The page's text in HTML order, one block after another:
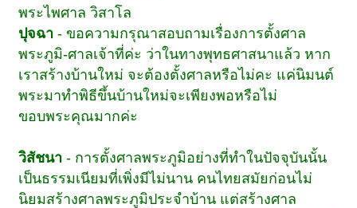
พระไพศาล วิสาโล
ปุจฉา - ขอความกรุณาสอบถามเรื่องการตั้งศาล
พระภูมิ-ศาลเจ้าที่ค่ะ ว่าในทางพุทธศาสนาแล้ว หาก
เราสร้างบ้านใหม่ จะต้องตั้งศาลหรือไม่คะ แค่นิมนต์
พระมาทำพิธีขึ้นบ้านใหม่จะเพียงพอหรือไม่
ขอบพระคุณมากค่ะ
วิสัชนา - การตั้งศาลพระภูมิอย่างที่ทำในปัจจุบันนั้น
เป็นธรรมเนียมที่เพิ่งมีไม่นาน คนไทยสมัยก่อนไม่
นิยมสร้างศาลพระภูมิประจำบ้าน แต่สร้างศาล